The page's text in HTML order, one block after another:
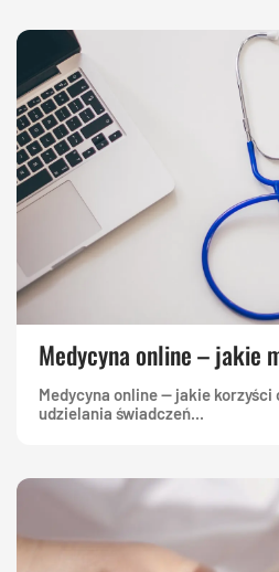
Medycyna online – jakie
Medycyna online — jakie
udzielania świadczeń...